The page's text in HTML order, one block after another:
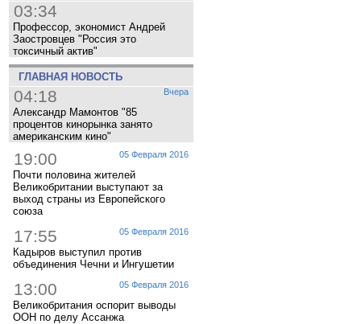
03:34
Профессор, экономист Андрей
Заостровцев "Россия это
токсичный актив"
ГЛАВНАЯ НОВОСТЬ
Вчера
04:18
Александр Мамонтов "85
процентов кинорынка занято
американским кино"
05 Февраля 2016
19:00
Почти половина жителей
Великобритании выступают за
выход страны из Европейского
союза
05 Февраля 2016
17:55
Кадыров выступил против
объединения Чечни и Ингушетии
05 Февраля 2016
13:00
Великобритания оспорит выводы
ООН по делу Ассанжа